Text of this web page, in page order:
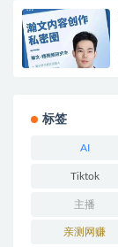
标签
AI
Tiktok
主播
亲测网赚